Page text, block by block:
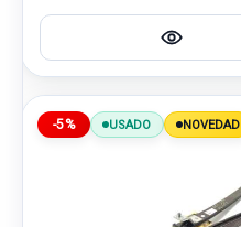
-5% USADO NOVEDAD